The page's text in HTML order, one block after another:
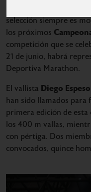
selección siempre es
los próximos
competición que se
21 de junio, habrá
Deportiva Marathon.
El vallista Diego Espeso
han sido llamados para
primera edición de esta
los 400 m vallas,
con pértiga. Dos
convocados, quince